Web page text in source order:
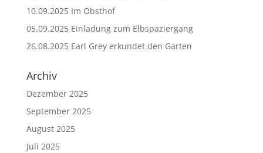
10.09.2025 Im Obsthof
05.09.2025 Einladung zum Elbspaziergang
26.08.2025 Earl Grey erkundet den Garten
Archiv
Dezember 2025
September 2025
August 2025
Juli 2025